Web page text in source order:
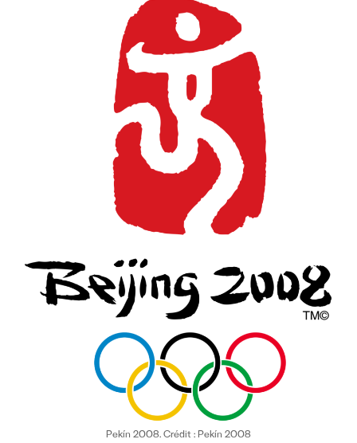
Pekín 2008. Crédit : Pekín 2008